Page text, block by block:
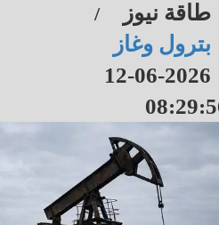
طاقة نيوز /
بترول وغاز
2026-06-12